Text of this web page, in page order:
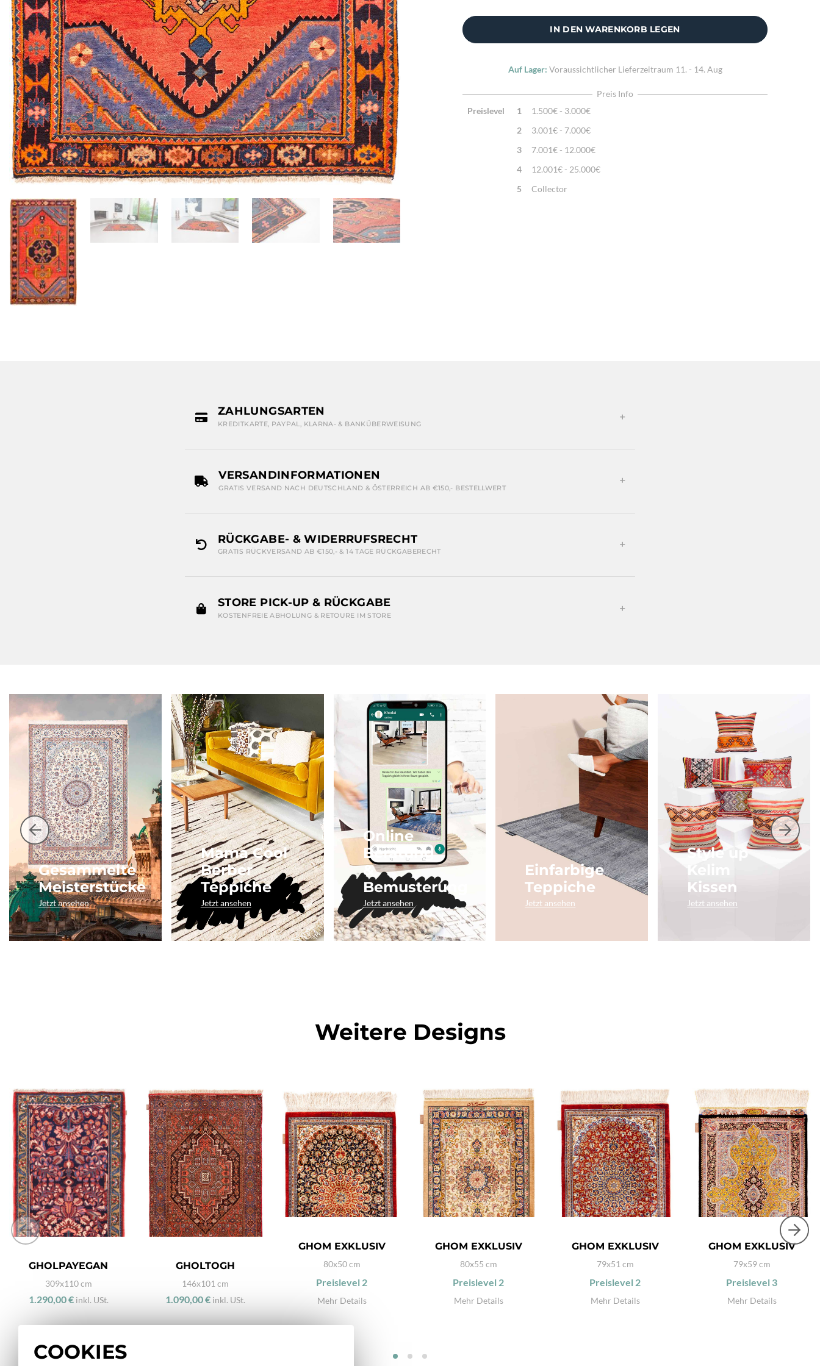
IN DEN WARENKORB LEGEN
Auf Lager: Voraussichtlicher Lieferzeitraum 11. - 14. Aug
Preis Info
Preislevel
1
1.500€ - 3.000€
2
3.001€ - 7.000€
3
7.001€ - 12.000€
4
12.001€ - 25.000€
5
Collector
ZAHLUNGSARTEN
KREDITKARTE, PAYPAL, KLARNA- & BANKÜBERWEISUNG
VERSANDINFORMATIONEN
GRATIS VERSAND NACH DEUTSCHLAND & ÖSTERREICH AB €150,- BESTELLWERT
RÜCKGABE- & WIDERRUFSRECHT
GRATIS RÜCKVERSAND AB €150,- & 14 TAGE RÜCKGABERECHT
STORE PICK-UP & RÜCKGABE
KOSTENFREIE ABHOLUNG & RETOURE IM STORE
Gesammelte
Meisterstücke
Jetzt ansehen
Mama Cool
Berber
Teppiche
Jetzt ansehen
Online
Beratung
&
Bemusterung
Jetzt ansehen
Einfarbige
Teppiche
Jetzt ansehen
Style up
Kelim
Kissen
Jetzt ansehen
Weitere Designs
GHOLPAYEGAN
309x110 cm
1.290,00 € inkl. USt.
GHOLTOGH
146x101 cm
1.090,00 € inkl. USt.
GHOM EXKLUSIV
80x50 cm
Preislevel 2
Mehr Details
GHOM EXKLUSIV
80x55 cm
Preislevel 2
Mehr Details
GHOM EXKLUSIV
79x51 cm
Preislevel 2
Mehr Details
GHOM EXKLUSIV
79x59 cm
Preislevel 3
Mehr Details
COOKIES